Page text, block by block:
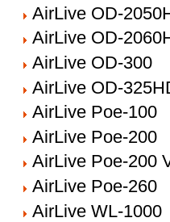
AirLive OD-
AirLive OD-
AirLive OD-300
AirLive OD-
AirLive Poe-100
AirLive Poe-200
AirLive Poe-200
AirLive Poe-260
AirLive WL-1000